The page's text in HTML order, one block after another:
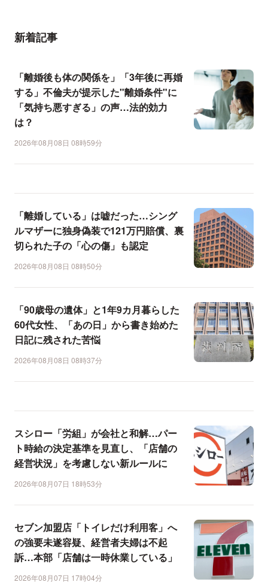
新着記事
「離婚後も体の関係を」「3年後に再婚
する」不倫夫が提示した"離婚条件"に
「気持ち悪すぎる」の声…法的効力
は？
2026年08月08日 08時59分
「離婚している」は嘘だった…シング
ルマザーに独身偽装で121万円賠償、裏
切られた子の「心の傷」も認定
2026年08月08日 08時50分
「90歳母の遺体」と1年9カ月暮らした
60代女性、「あの日」から書き始めた
日記に残された苦悩
2026年08月08日 08時37分
スシロー「労組」が会社と和解…パー
ト時給の決定基準を見直し、「店舗の
経営状況」を考慮しない新ルールに
2026年08月07日 18時53分
セブン加盟店「トイレだけ利用客」へ
の強要未遂容疑、経営者夫婦は不起
訴…本部「店舗は一時休業している」
2026年08月07日 17時04分